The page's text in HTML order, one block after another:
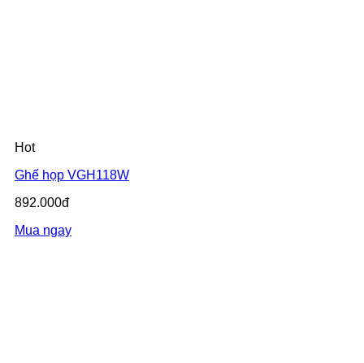
Hot
Ghế họp VGH118W
892.000đ
Mua ngay